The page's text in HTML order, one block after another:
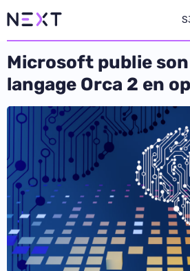
Microsoft publie
langage Orca 2 en